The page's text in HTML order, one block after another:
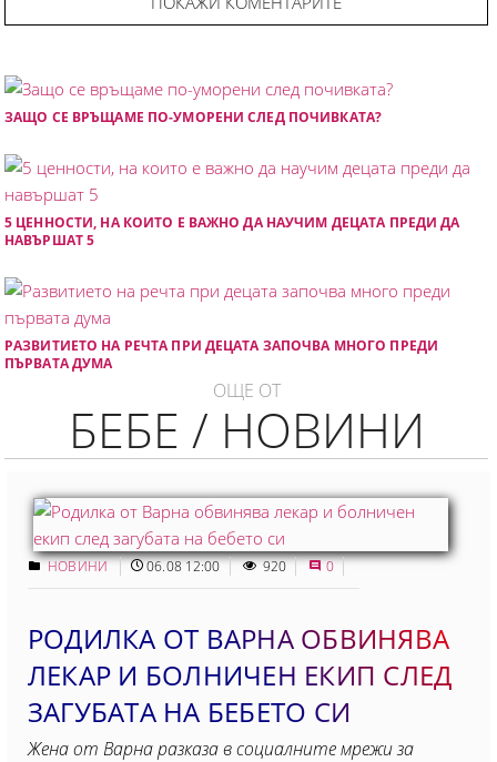
ЗАЩО СЕ ВРЪЩАМЕ ПО-УМОРЕНИ СЛЕД ПОЧИВКАТА?
5 ЦЕННОСТИ, НА КОИТО Е ВАЖНО ДА НАУЧИМ ДЕЦАТА ПРЕДИ ДА
НАВЪРШАТ 5
РАЗВИТИЕТО НА РЕЧТА ПРИ ДЕЦАТА ЗАПОЧВА МНОГО ПРЕДИ
ПЪРВАТА ДУМА
ОЩЕ ОТ
БЕБЕ / НОВИНИ
НОВИНИ 06.08 12:00 920 0
РОДИЛКА ОТ ВАРНА ОБВИНЯВА
ЛЕКАР И БОЛНИЧЕН ЕКИП СЛЕД
ЗАГУБАТА НА БЕБЕТО СИ
Жена от Варна разказа в социалните мрежи за